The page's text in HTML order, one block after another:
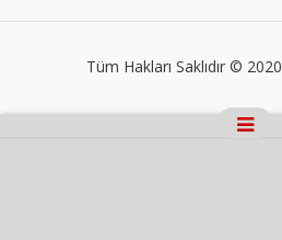
Tüm Hakları Saklıdır © 2020